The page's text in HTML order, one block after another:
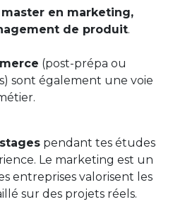
master en marketing,
de produit.
(post-prépa ou
sont également une voie
stages pendant tes études
Le marketing est un
entreprises valorisent les
sur des projets réels.